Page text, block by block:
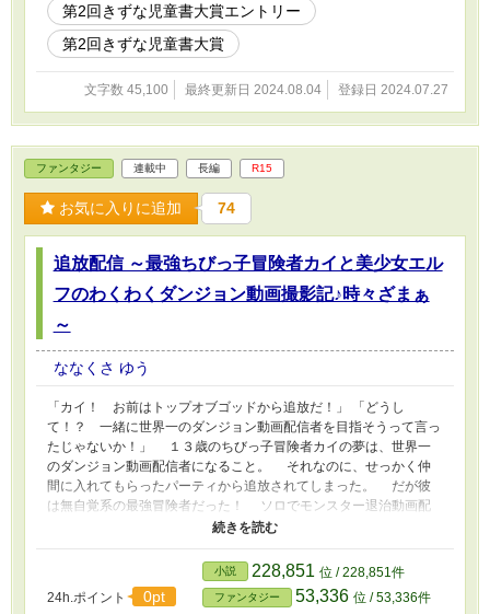
第2回きずな児童書大賞エントリー
第2回きずな児童書大賞
文字数 45,100 最終更新日 2024.08.04 登録日 2024.07.27
ファンタジー 連載中 長編 R15
お気に入りに追加 74
追放配信 ～最強ちびっ子冒険者カイと美少女エル
フのわくわくダンジョン動画撮影記♪時々ざまぁ
～
ななくさ ゆう
「カイ！ お前はトップオブゴッドから追放だ！」 「どうし
て！？ 一緒に世界一のダンジョン動画配信者を目指そうって言っ
たじゃないか！」 １３歳のちびっ子冒険者カイの夢は、世界一
のダンジョン動画配信者になること。 それなのに、せっかく仲
間に入れてもらったパーティから追放されてしまった。 だが彼
は無自覚系の最強冒険者だった！ ソロでモンスター退治動画配
信をすると、ありえない無双っぷりにあっという間に大バズり！
も。 最強ちびっ子冒険者によるダンジョン動画配信成り上がり
物語の幕開けです！ ※※※本作には以下のような成分が入ってお
ります※※※ ・ちびっ子動画配信者がバズって成り上がり（１章
24h.ポイント 0pt
小説 228,851 位 / 228,851件
ファンタジー 53,336 位 / 53,336件